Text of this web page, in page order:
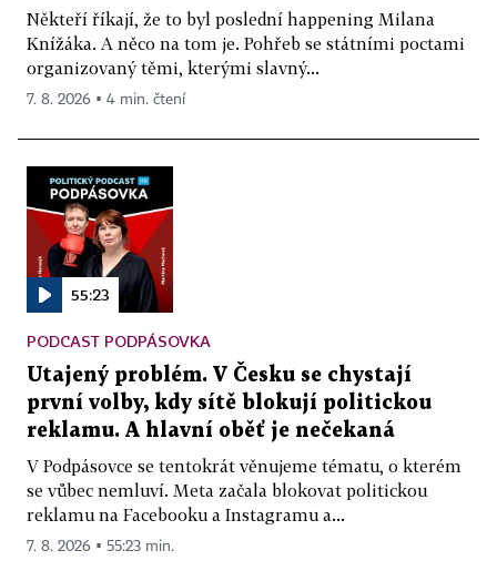
Někteří říkají, že to byl poslední happening Milana
Knížáka. A něco na tom je. Pohřeb se státními poctami
organizovaný těmi, kterými slavný...
7. 8. 2026 ▪ 4 min. čtení
55:23
PODCAST PODPÁSOVKA
Utajený problém. V Česku se chystají
první volby, kdy sítě blokují politickou
reklamu. A hlavní oběť je nečekaná
V Podpásovce se tentokrát věnujeme tématu, o kterém
se vůbec nemluví. Meta začala blokovat politickou
reklamu na Facebooku a Instagramu a...
7. 8. 2026 ▪ 55:23 min.